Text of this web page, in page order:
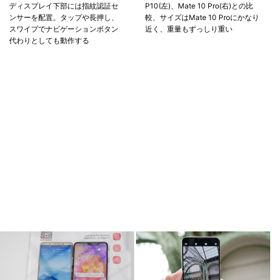
ディスプレイ下部には指紋認証セ
ンサーを配置。タップや長押し、
スワイプでナビゲーションボタン
代わりとしても動作する
P10(左)、Mate 10 Pro(右)との比
較、サイズはMate 10 Proにかなり
近く、重量もずっしり重い